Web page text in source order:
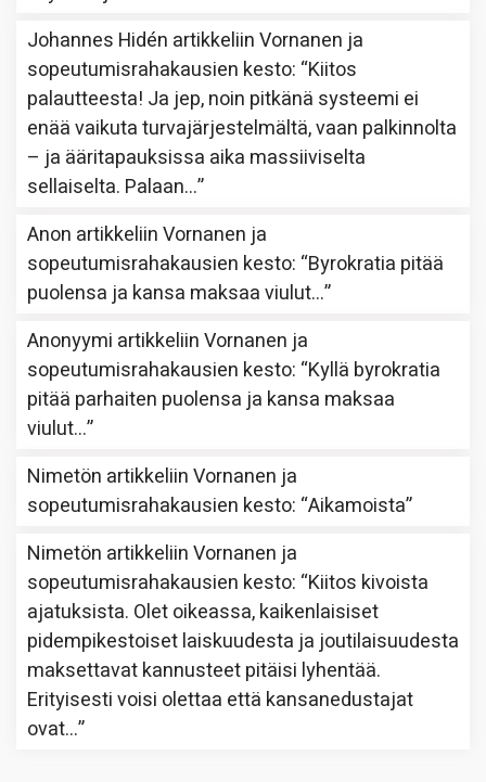
Johannes Hidén artikkeliinVornanen ja
sopeutumisrahakausien kesto: “Kiitos
palautteesta! Ja jep, noin pitkänä systeemi ei
enää vaikuta turvajärjestelmältä, vaan palkinnolta
– ja ääritapauksissa aika massiiviselta
sellaiselta. Palaan…”
Anon artikkeliinVornanen ja
sopeutumisrahakausien kesto: “Byrokratia pitää
puolensa ja kansa maksaa viulut…”
Anonyymi artikkeliinVornanen ja
sopeutumisrahakausien kesto: “Kyllä byrokratia
pitää parhaiten puolensa ja kansa maksaa
viulut…”
Nimetön artikkeliinVornanen ja
sopeutumisrahakausien kesto: “Aikamoista”
Nimetön artikkeliinVornanen ja
sopeutumisrahakausien kesto: “Kiitos kivoista
ajatuksista. Olet oikeassa, kaikenlaisiset
pidempikestoiset laiskuudesta ja joutilaisuudesta
maksettavat kannusteet pitäisi lyhentää.
Erityisesti voisi olettaa että kansanedustajat
ovat…”